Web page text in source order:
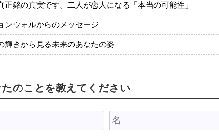
正銘の真実です。二人が恋人になる「本当の可能性」
ンウォルからのメッセージ
輝きから見る未来のあなたの姿
のことを教えてください